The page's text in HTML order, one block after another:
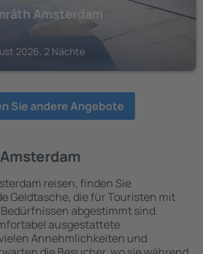
Amsterdam
2026, 2 Nächte
Sie andere Angebote
reisen, finden Sie
Geldtasche, die für Touristen mit
abgestimmt sind.
ausgestattete
Annehmlichkeiten und